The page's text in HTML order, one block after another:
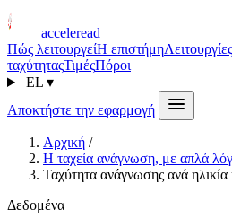
acceleread
Πώς λειτουργείΗ επιστήμηΛειτουργίες
ταχύτηταςΤιμέςΠόροι
EL ▾
Αποκτήστε την εφαρμογή
Αρχική /
Η ταχεία ανάγνωση, με απλά
Ταχύτητα ανάγνωσης ανά ηλικία
Δεδομένα